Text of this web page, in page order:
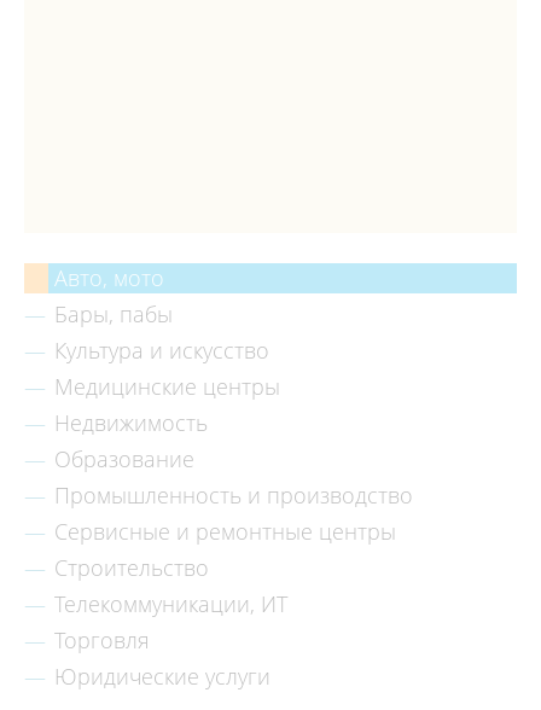
Авто, мото
Бары, пабы
Культура и искусство
Медицинские центры
Недвижимость
Образование
Промышленность и производство
Сервисные и ремонтные центры
Строительство
Телекоммуникации, ИТ
Торговля
Юридические услуги